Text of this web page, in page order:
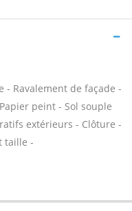
Ravalement de façade -
peint - Sol souple
extérieurs - Clôture -
taille -